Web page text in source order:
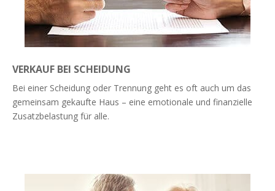
VERKAUF BEI SCHEIDUNG
Bei einer Scheidung oder Trennung geht es oft auch um das
gemeinsam gekaufte Haus – eine emotionale und finanzielle
Zusatzbelastung für alle.